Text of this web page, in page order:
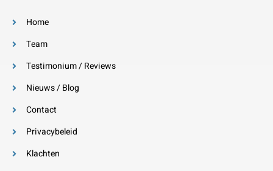
Home
Team
Testimonium / Reviews
Nieuws / Blog
Contact
Privacybeleid
Klachten